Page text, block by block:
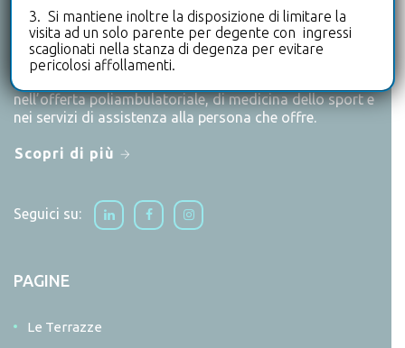
Le Terrazze è un punto di riferimento a livello nazionale
per tutto ciò che riguarda la riabilitazione in degenza e
ambulatoriale.
Un primato di eccellenza che si ritrova anche
nell’offerta poliambulatoriale, di medicina dello sport e
nei servizi di assistenza alla persona che offre.
Scopri di più
Seguici su:
PAGINE
Le Terrazze
3. Si mantiene inoltre la disposizione di limitare la
visita ad un solo parente per degente con ingressi
scaglionati nella stanza di degenza per evitare
pericolosi affollamenti.